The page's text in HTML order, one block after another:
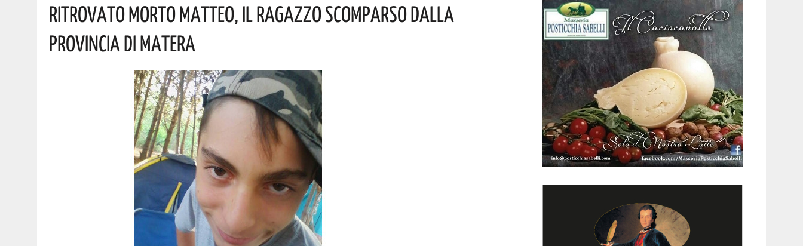
7 AGOSTO 2026 LOTTA ALLE FRODI AGROALIMENTARI: VANTAGGI CONCRETI PER I CONSUMATORI LUCANI. LE NOVITÀ
7 AGOSTO 2026 | A FERRANDINA CINQUE SERATE DI GRANDE MUSICA, CON UN PROGRAMMA CHE UNISCE LA SCENA ITALIANA A QUELLA INTERNAZIONALE. GLI APPUNTAMENTI IMPERDIBILI
RITROVATO MORTO MATTEO, IL RAGAZZO SCOMPARSO DALLA
PROVINCIA DI MATERA